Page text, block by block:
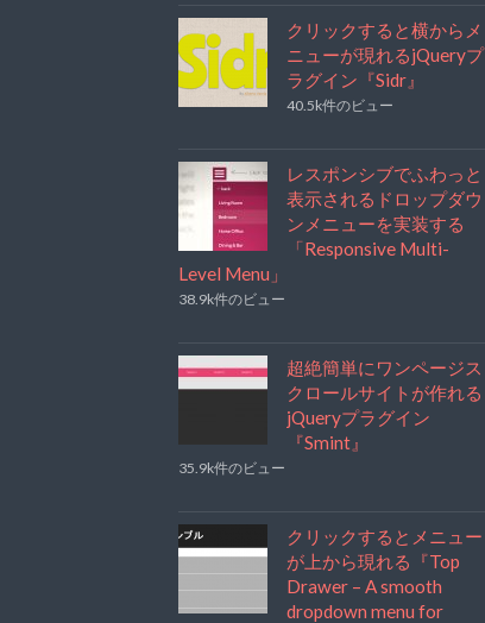
クリックすると横からメ
ニューが現れるjQueryプ
ラグイン『Sidr』
40.5k件のビュー
レスポンシブでふわっと
表示されるドロップダウ
ンメニューを実装する
「Responsive Multi-
Level Menu」
38.9k件のビュー
超絶簡単にワンページス
クロールサイトが作れる
jQueryプラグイン
『Smint』
35.9k件のビュー
クリックするとメニュー
が上から現れる『Top
Drawer – A smooth
dropdown menu for